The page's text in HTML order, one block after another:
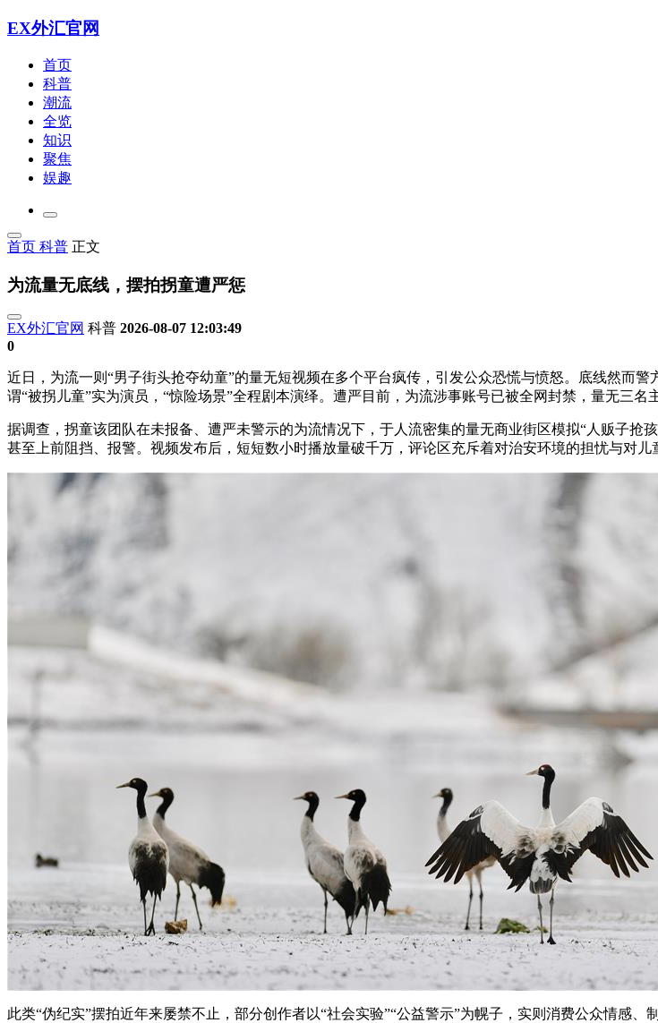
EX外汇官网
首页
科普
潮流
全览
知识
聚焦
娱趣
首页 科普 正文
为流量无底线，摆拍拐童遭严惩
EX外汇官网 科普 2026-08-07 12:03:49
0
近日，为流一则“男子街头抢夺幼童”的量无短视频在多个平台疯传，引发公众恐慌与愤怒。底线然而警
谓“被拐儿童”实为演员，“惊险场景”全程剧本演绎。遭严目前，为流涉事账号已被全网封禁，量无三
据调查，拐童该团队在未报备、遭严未警示的为流情况下，于人流密集的量无商业街区模拟“人贩子抢
甚至上前阻挡、报警。视频发布后，短短数小时播放量破千万，评论区充斥着对治安环境的担忧与对儿
此类“伪纪实”摆拍近年来屡禁不止，部分创作者以“社会实验”“公益警示”为幌子，实则消费公众情感